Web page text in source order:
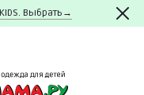
Выбрать→